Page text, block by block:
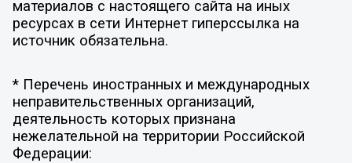
материалов с настоящего сайта на иных
ресурсах в сети Интернет гиперссылка на
источник обязательна.
* Перечень иностранных и международных
неправительственных организаций,
деятельность которых признана
нежелательной на территории Российской
Федерации: